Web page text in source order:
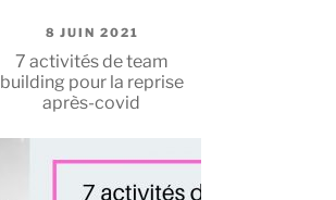
PUBLIÉ
8 JUIN 2021
7 activités de team
building pour la reprise
après-covid